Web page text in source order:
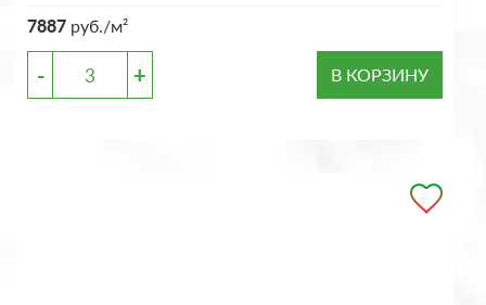
7887 руб./м²
- + В КОРЗИНУ